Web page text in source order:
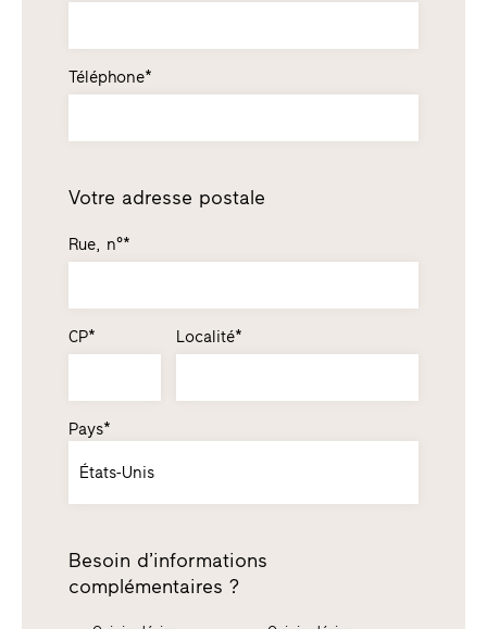
Téléphone*
Votre adresse postale
Rue, n°*
CP* Localité*
Pays*
États-Unis
Besoin d’informations
complémentaires ?